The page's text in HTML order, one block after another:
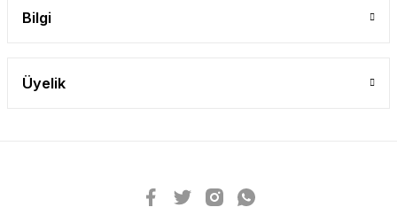
Bilgi
Üyelik